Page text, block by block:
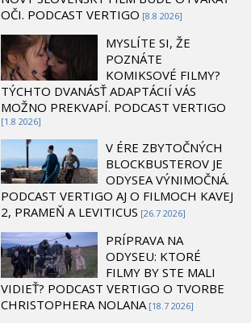
OČI. PODCAST VERTIGO [8.8 2026]
MYSLÍTE SI, ŽE
POZNÁTE
KOMIKSOVÉ FILMY?
TÝCHTO DVANÁSŤ ADAPTÁCIÍ VÁS
MOŽNO PREKVAPÍ. PODCAST VERTIGO
[1.8 2026]
V ÉRE ZBYTOČNÝCH
BLOCKBUSTEROV JE
ODYSEA VÝNIMOČNÁ.
PODCAST VERTIGO AJ O FILMOCH KAVEJ
2, PRAMEŇ A LEVITICUS [26.7 2026]
PRÍPRAVA NA
ODYSEU: KTORÉ
FILMY BY STE MALI
VIDIEŤ? PODCAST VERTIGO O TVORBE
CHRISTOPHERA NOLANA [18.7 2026]